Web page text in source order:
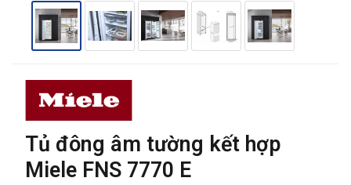
THƯƠNG HIỆU
Tủ đông âm tường kết hợp
Miele FNS 7770 E